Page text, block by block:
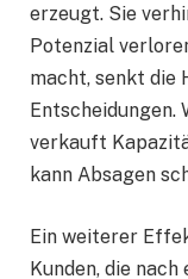
erzeugt. Sie
Potenzial
macht, senkt die
verkauft
kann Absagen
Ein weiterer
Kunden, die